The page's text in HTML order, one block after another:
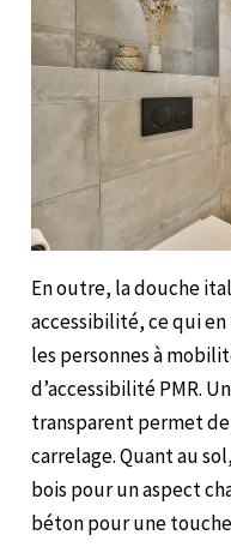
En outre, la douche
accessibilité, ce qui
les personnes à
d’accessibilité PMR.
transparent permet
carrelage. Quant au
bois pour un aspect
béton pour une